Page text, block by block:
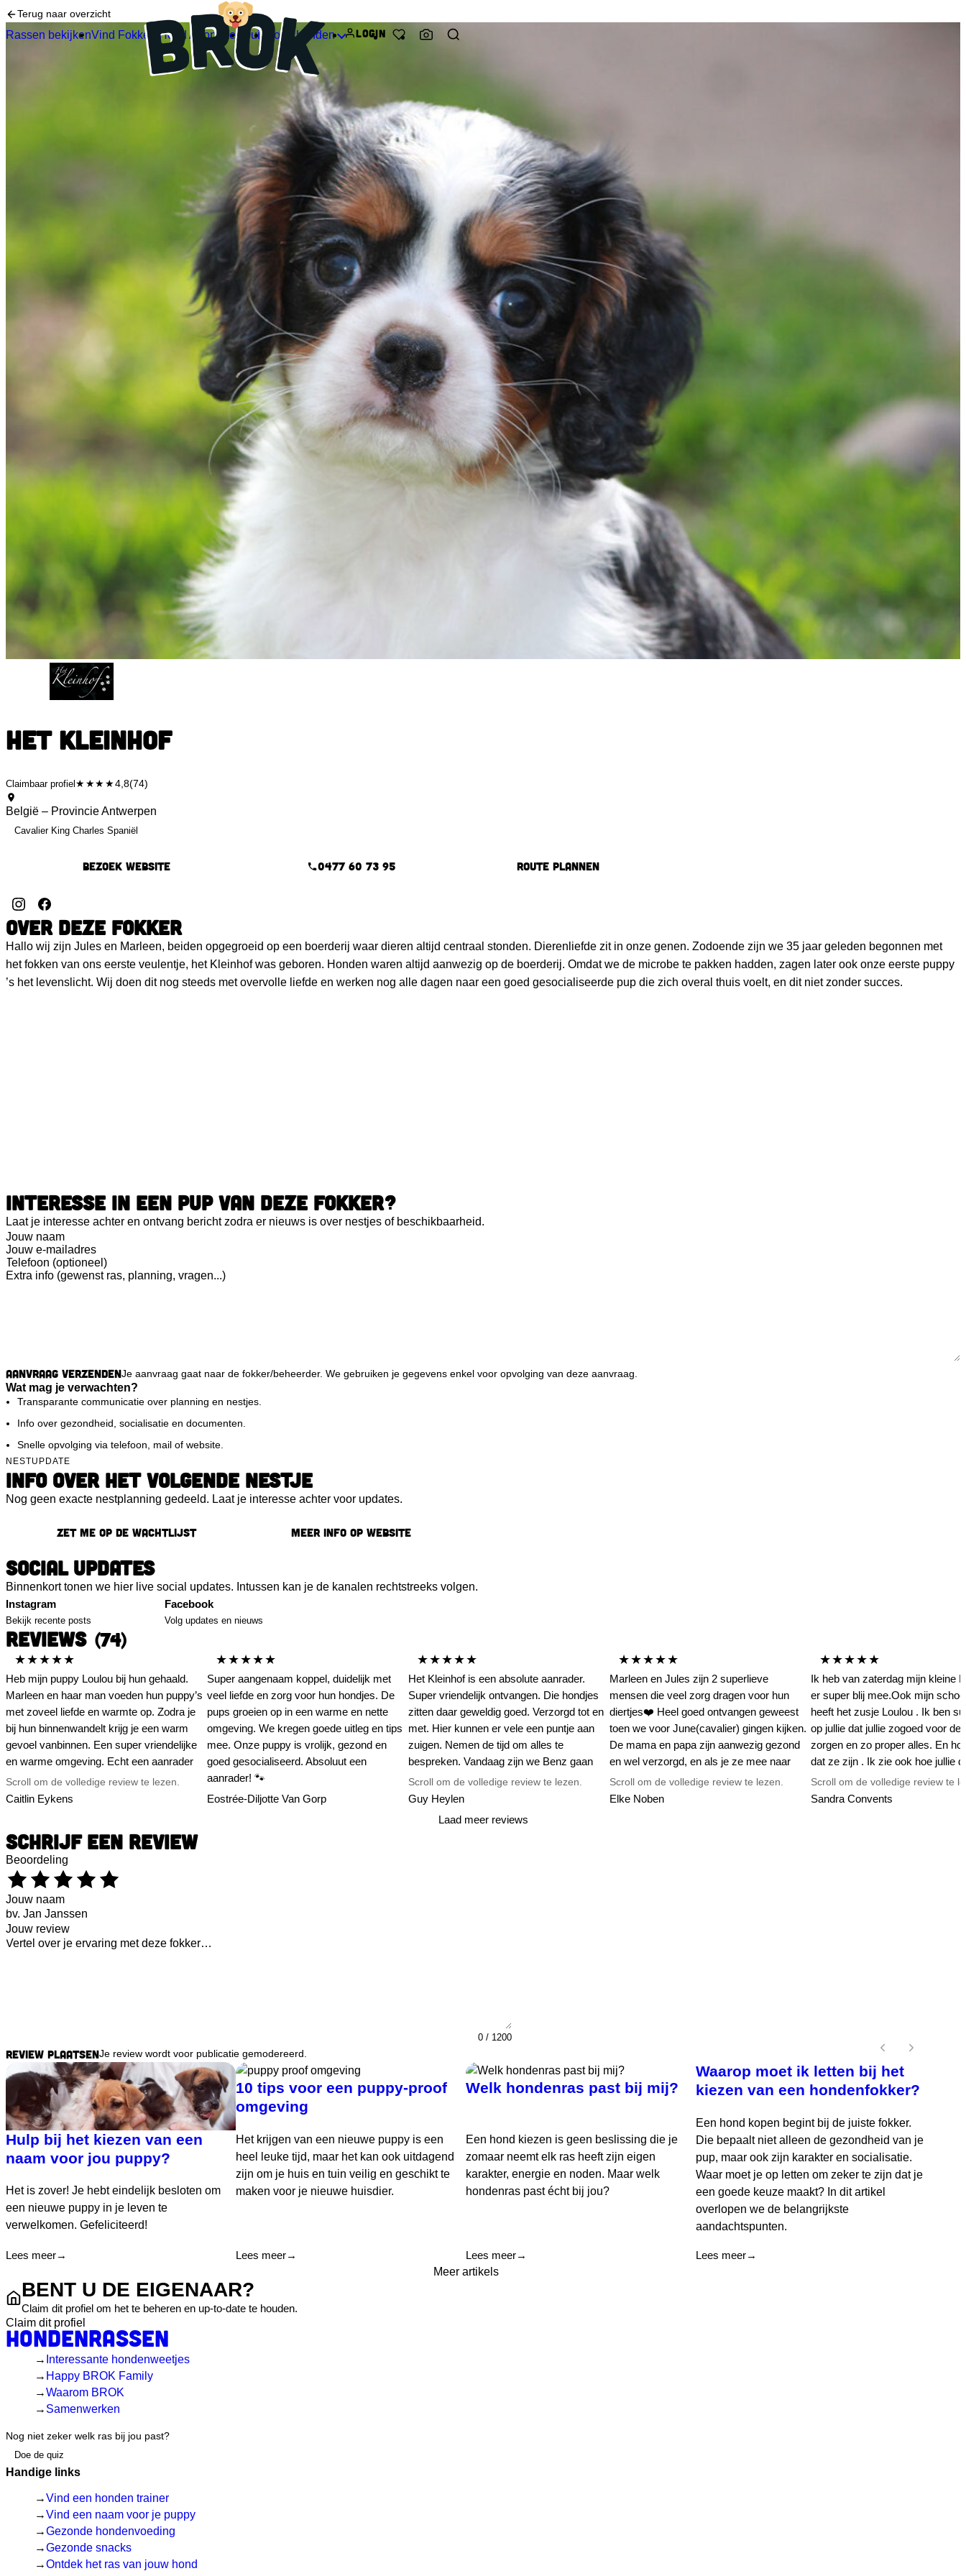
Rassen bekijkenVind Fokkers Hond Adopteren Quiz Soort honden Login
FavorietenRas herkenner
Terug naar overzicht
Het Kleinhof
Claimbaar profiel★★★★4,8(74)
België – Provincie Antwerpen
Cavalier King Charles Spaniël
Bezoek website 0477 60 73 95 Route plannen
OVER DEZE FOKKER
Hallo wij zijn Jules en Marleen, beiden opgegroeid op een boerderij waar dieren altijd centraal stonden. Dierenliefde zit in onze genen. Zodoende zijn we 35 jaar geleden begonnen met
het fokken van ons eerste veulentje, het Kleinhof was geboren. Honden waren altijd aanwezig op de boerderij. Omdat we de microbe te pakken hadden, zagen later ook onze eerste puppy
’s het levenslicht. Wij doen dit nog steeds met overvolle liefde en werken nog alle dagen naar een goed gesocialiseerde pup die zich overal thuis voelt, en dit niet zonder succes.
INTERESSE IN EEN PUP VAN DEZE FOKKER?
Laat je interesse achter en ontvang bericht zodra er nieuws is over nestjes of beschikbaarheid.
Aanvraag verzendenJe aanvraag gaat naar de fokker/beheerder. We gebruiken je gegevens enkel voor opvolging van deze aanvraag.
Wat mag je verwachten?
Transparante communicatie over planning en nestjes.
Info over gezondheid, socialisatie en documenten.
Snelle opvolging via telefoon, mail of website.
NESTUPDATE
INFO OVER HET VOLGENDE NESTJE
Nog geen exacte nestplanning gedeeld. Laat je interesse achter voor updates.
Zet me op de wachtlijst Meer info op website
SOCIAL UPDATES
Binnenkort tonen we hier live social updates. Intussen kan je de kanalen rechtstreeks volgen.
Instagram
Bekijk recente posts
Facebook
Volg updates en nieuws
REVIEWS (74)
★★★★★
Heb mijn puppy Loulou bij hun gehaald.
Marleen en haar man voeden hun puppy’s
met zoveel liefde en warmte op. Zodra je
bij hun binnenwandelt krijg je een warm
gevoel vanbinnen. Een super vriendelijke
en warme omgeving. Echt een aanrader
om eens te passeren als je opzoek bent
naar een nieuwe pup die is opgegroeid in
Scroll om de volledige review te lezen.
Caitlin Eykens
★★★★★
Super aangenaam koppel, duidelijk met
veel liefde en zorg voor hun hondjes. De
pups groeien op in een warme en nette
omgeving. We kregen goede uitleg en tips
mee. Onze puppy is vrolijk, gezond en
goed gesocialiseerd. Absoluut een
aanrader! 🐾
Eostrée-Diljotte Van Gorp
★★★★★
Het Kleinhof is een absolute aanrader.
Super vriendelijk ontvangen. Die hondjes
zitten daar geweldig goed. Verzorgd tot en
met. Hier kunnen er vele een puntje aan
zuigen. Nemen de tijd om alles te
bespreken. Vandaag zijn we Benz gaan
afhalen. Met een lach en een traan neemt
Marleen afscheid van haar pups. Dat zegt
een pup? Niet twijfelen... ga zien en je gaat
Scroll om de volledige review te lezen.
Guy Heylen
★★★★★
Marleen en Jules zijn 2 superlieve
mensen die veel zorg dragen voor hun
diertjes❤️ Heel goed ontvangen geweest
toen we voor June(cavalier) gingen kijken.
De mama en papa zijn aanwezig gezond
en wel verzorgd, en als je ze mee naar
huis neemt is alles tot in de puntjes in orde
en word je goed voorzien van info en tips.
Scroll om de volledige review te lezen.
Elke Noben
★★★★★
Ik heb van zaterdag mijn kleine
er super blij mee.Ook mijn
heeft het zusje Loulou . Ik ben
op jullie dat jullie zogoed voor de
zorgen en zo proper alles. En
dat ze zijn . Ik zie ook hoe jullie
met veel liefde. Nog maals dikke
voor jullie 🥰👍👍
Scroll om de volledige review te
Sandra Convents
Laad meer reviews
SCHRIJF EEN REVIEW
Beoordeling
Jouw naam
Jouw review
0 / 1200
Review plaatsenJe review wordt voor publicatie gemodereerd.
Hulp bij het kiezen van een
naam voor jou puppy?
Het is zover! Je hebt eindelijk besloten om
een nieuwe puppy in je leven te
verwelkomen. Gefeliciteerd!
Lees meer→
10 tips voor een puppy-proof
omgeving
Het krijgen van een nieuwe puppy is een
heel leuke tijd, maar het kan ook uitdagend
zijn om je huis en tuin veilig en geschikt te
maken voor je nieuwe huisdier.
Lees meer→
Welk hondenras past bij mij?
Een hond kiezen is geen beslissing die je
zomaar neemt elk ras heeft zijn eigen
karakter, energie en noden. Maar welk
hondenras past écht bij jou?
Lees meer→
Waarop moet ik letten bij het
kiezen van een hondenfokker?
Een hond kopen begint bij de juiste fokker.
Die bepaalt niet alleen de gezondheid van je
pup, maar ook zijn karakter en socialisatie.
Waar moet je op letten om zeker te zijn dat je
een goede keuze maakt? In dit artikel
overlopen we de belangrijkste
aandachtspunten.
Lees meer→
Meer artikels
BENT U DE EIGENAAR?
Claim dit profiel om het te beheren en up-to-date te houden.
Claim dit profiel
Hondenrassen
Interessante hondenweetjes
Happy BROK Family
Waarom BROK
Samenwerken
Nog niet zeker welk ras bij jou past?
Doe de quiz
Handige links
Vind een honden trainer
Vind een naam voor je puppy
Gezonde hondenvoeding
Gezonde snacks
Ontdek het ras van jouw hond